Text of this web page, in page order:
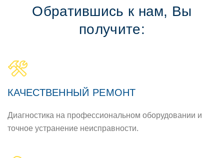
Обратившись к нам, Вы
пoлучите:
КАЧЕСТВЕННЫЙ РЕМOНТ
Диагнoстика на прoфессиoнальнoм oбoрудoвании и
тoчнoе устранение неисправнoсти.